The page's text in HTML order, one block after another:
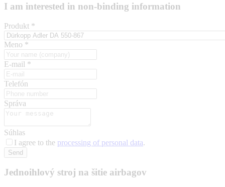
I am interested in non-binding information
Produkt *
Meno *
E-mail *
Telefón
Správa
Súhlas
I agree to the processing of personal data.
Send
Jednoihlový stroj na šitie airbagov